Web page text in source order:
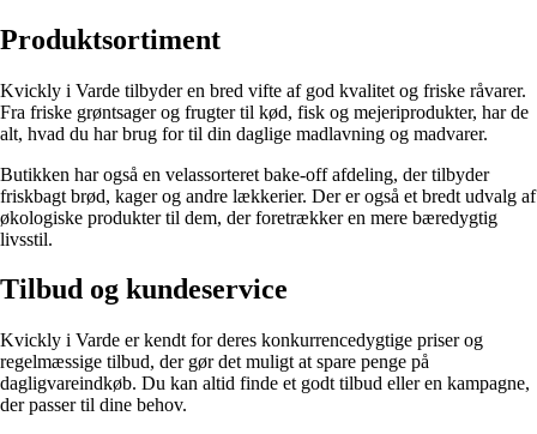
Produktsortiment
Kvickly i Varde tilbyder en bred vifte af god kvalitet og friske råvarer.
Fra friske grøntsager og frugter til kød, fisk og mejeriprodukter, har de
alt, hvad du har brug for til din daglige madlavning og madvarer.
Butikken har også en velassorteret bake-off afdeling, der tilbyder
friskbagt brød, kager og andre lækkerier. Der er også et bredt udvalg af
økologiske produkter til dem, der foretrækker en mere bæredygtig
livsstil.
Tilbud og kundeservice
Kvickly i Varde er kendt for deres konkurrencedygtige priser og
regelmæssige tilbud, der gør det muligt at spare penge på
dagligvareindkøb. Du kan altid finde et godt tilbud eller en kampagne,
der passer til dine behov.